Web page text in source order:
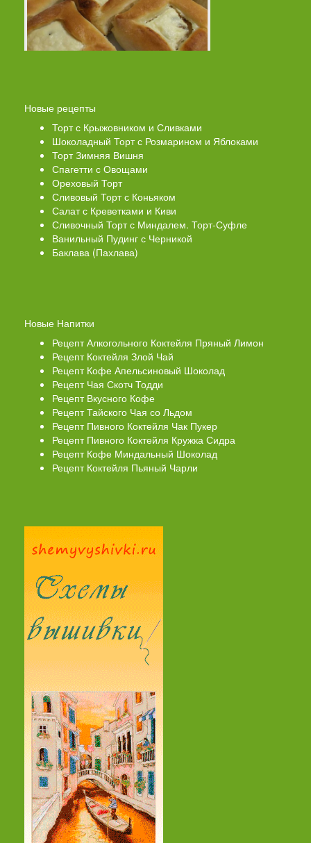
Новые рецепты
Торт с Крыжовником и Сливками
Шоколадный Торт с Розмарином и Яблоками
Торт Зимняя Вишня
Спагетти с Овощами
Ореховый Торт
Сливовый Торт с Коньяком
Салат с Креветками и Киви
Сливочный Торт с Миндалем. Торт-Суфле
Ванильный Пудинг с Черникой
Баклава (Пахлава)
Новые Напитки
Рецепт Алкогольного Коктейля Пряный Лимон
Рецепт Коктейля Злой Чай
Рецепт Кофе Апельсиновый Шоколад
Рецепт Чая Скотч Тодди
Рецепт Вкусного Кофе
Рецепт Тайского Чая со Льдом
Рецепт Пивного Коктейля Чак Пукер
Рецепт Пивного Коктейля Кружка Сидра
Рецепт Кофе Миндальный Шоколад
Рецепт Коктейля Пьяный Чарли